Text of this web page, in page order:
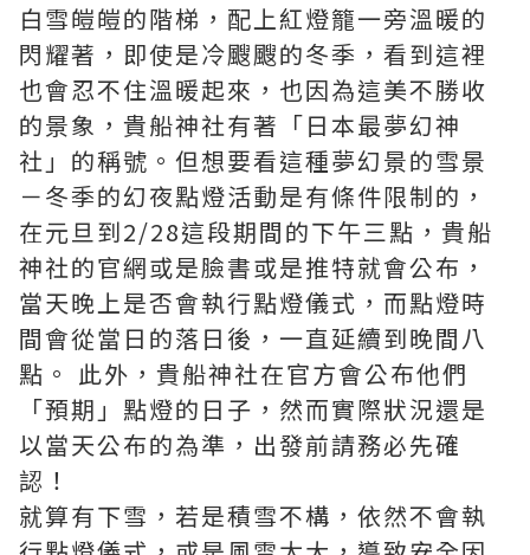
白雪皚皚的階梯，配上紅燈籠一旁溫暖的
閃耀著，即使是冷颼颼的冬季，看到這裡
也會忍不住溫暖起來，也因為這美不勝收
的景象，貴船神社有著「日本最夢幻神
社」的稱號。但想要看這種夢幻景的雪景
－冬季的幻夜點燈活動是有條件限制的，
在元旦到2/28這段期間的下午三點，貴船
神社的官網或是臉書或是推特就會公布，
當天晚上是否會執行點燈儀式，而點燈時
間會從當日的落日後，一直延續到晚間八
點。 此外，貴船神社在官方會公布他們
「預期」點燈的日子，然而實際狀況還是
以當天公布的為準，出發前請務必先確
認！
就算有下雪，若是積雪不構，依然不會執